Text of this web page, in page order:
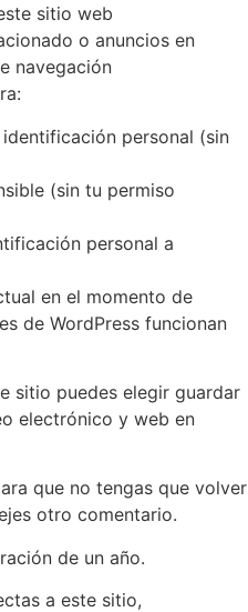
sitio web
o anuncios en
navegación
personal (sin
(sin tu permiso
personal a
en el momento de
de WordPress funcionan
sitio puedes elegir guardar
electrónico y web en
que no tengas que volver
otro comentario.
de un año.
a este sitio,